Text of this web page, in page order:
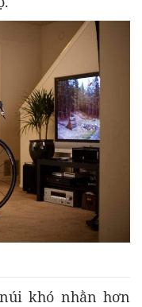
khó nhằn hơn